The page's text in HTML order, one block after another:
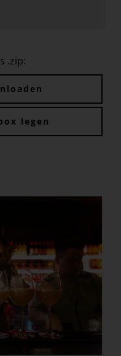
.zip:
legen